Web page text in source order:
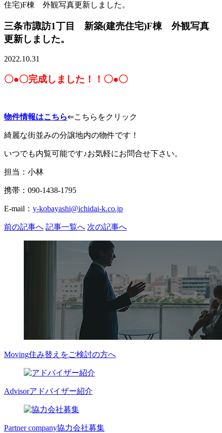
住宅)F棟 外観写真更新しました。
三条市諏訪1丁目 新築(建売住宅)F棟 外観写真
更新しました。
2022.10.31
〇●〇完成しました！！〇●〇
物件情報はこちら⇐こちらをクリック
綺麗な街並みの分譲地内の物件です！
いつでも内覧可能です♪お気軽にお問合せ下さい。
担当：小林
携帯：090-1438-1795
E-mail： y-kobayashi@ichidai-k.co.jp
前の記事へ 記事一覧へ 次の記事へ
Moving住み替えをご検討の方へ
Advisorアドバイザー紹介
Partner company協力会社募集